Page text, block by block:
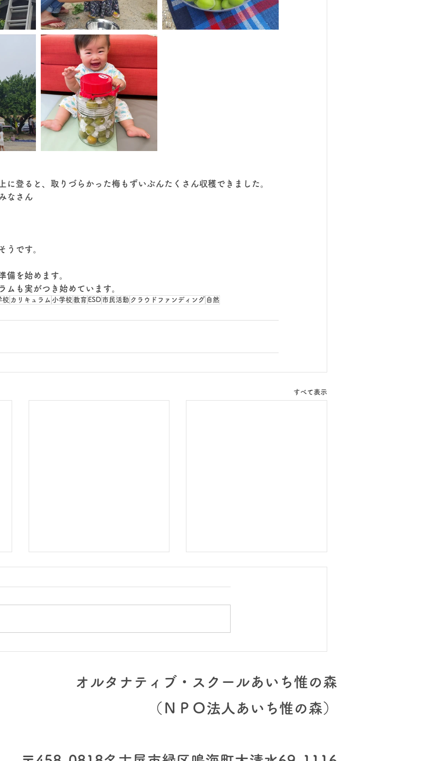
に登ると、取りづらかった梅もずいぶんたくさん収穫できました。
なさん
うです。
備を始めます。
ムも実がつき始めています。
校 カリキュラム 小学校 教育 ESD 市民活動 クラウドファンディング 自然
すべて表示
プロジェクト集中1週間「こ
オルタナティブ・スクールあいち惟の森
（​ＮＰＯ法人あいち惟の森）